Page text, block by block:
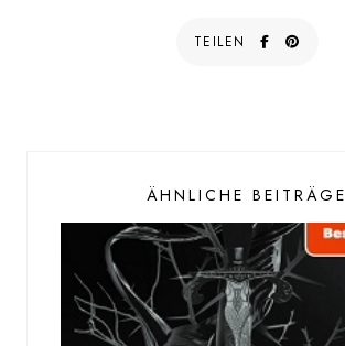
TEILEN
ÄHNLICHE BEITRÄGE